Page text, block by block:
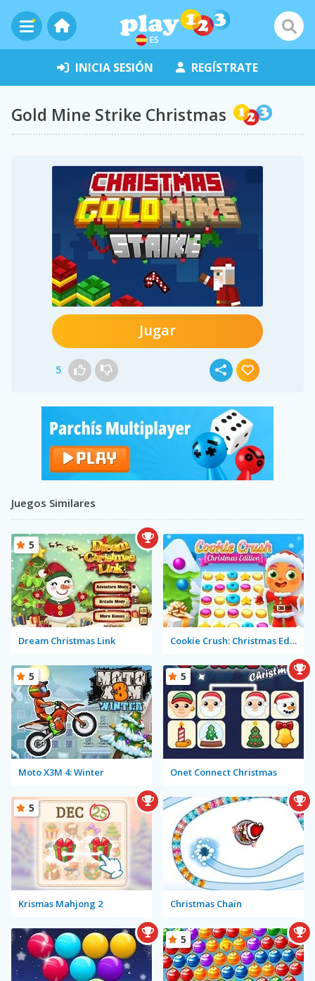
ES
INICIA SESIÓN REGÍSTRATE
Gold Mine Strike Christmas
Jugar
5
Juegos Similares
Dream Christmas Link
5
Cookie Crush: Christmas Edition
Moto X3M 4: Winter
5
Onet Connect Christmas
5
Krismas Mahjong 2
5
Christmas Chain
5